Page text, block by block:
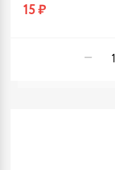
15 ₽